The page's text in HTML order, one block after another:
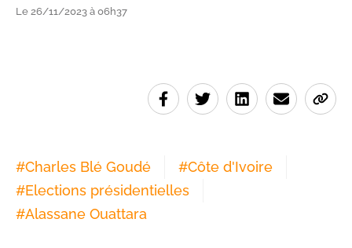
Le 26/11/2023 à 06h37
#Charles Blé Goudé #Côte d'Ivoire
#Elections présidentielles
#Alassane Ouattara